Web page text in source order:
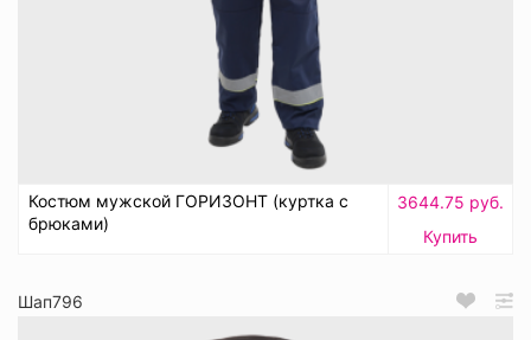
Костюм мужской ГОРИЗОНТ (куртка с
брюками)
3644.75 руб.
Купить
Шап796